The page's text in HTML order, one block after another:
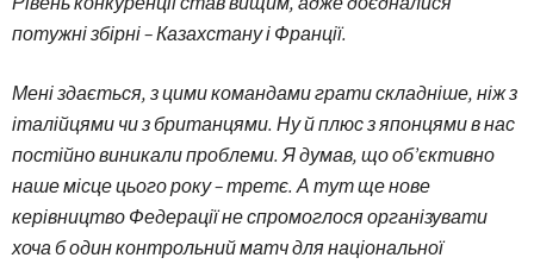
потужні збірні – Казахстану і Франції.
Мені здається, з цими командами грати складніше, ніж з
італійцями чи з британцями. Ну й плюс з японцями в нас
постійно виникали проблеми. Я думав, що об’єктивно
наше місце цього року – третє. А тут ще нове
керівництво Федерації не спромоглося організувати
хоча б один контрольний матч для національної